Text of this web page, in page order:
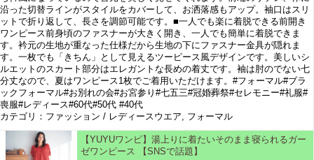
沿った切替ラインがスタイルをカバーして、お洒落感もアップ。袖口はスリ
ットで折り返して、長さを調節可能です。■一人でも楽に着脱できる前開き
ワンピース前身頃のファスナーが大きく開き、一人でも簡単に着脱できま
す。衿元の生地が重なった仕様だから生地の下にファスナー金具が隠れま
す。一枚でも「きちん」として見えるツーピース風デザインです。美しいシ
ルエットのスカート部分はエレガントな長めの着丈です。袖は肘のでない七
分丈なので、夏はワンピース1枚でご着用いただけます。#フォーマル#ブラ
ックフォーマル#お別れの会#お宮参り#七五三#冠婚葬祭#セレモニー#礼服#
喪服#レディース#60代#50代 #40代
カテゴリ：ファッション / レディースウエア, フォーマル
【YUYUワンピ】湯上りに着たいそのまま寝られるガー
ゼワンピース 【SNSで話題】